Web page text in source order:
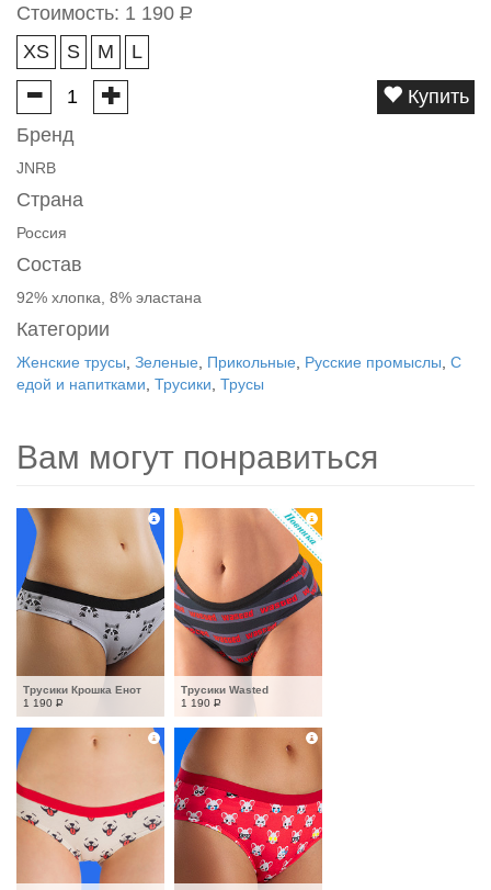
Стоимость: 1 190 Р
XS
S M L
Купить
Бренд
JNRB
Страна
Россия
Состав
92% хлопка, 8% эластана
Категории
Женские трусы Зеленые Прикольные Русские промыслы С
едой и напитками Трусики Трусы
Вам могут понравиться
Трусики Крошка Енот
1 190 Р
Трусики Wasted
1 190 Р